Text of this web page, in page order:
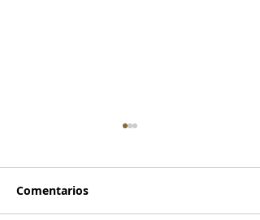
Comentarios